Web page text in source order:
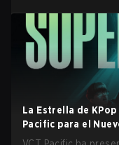
La Estrella de
Pacific para el